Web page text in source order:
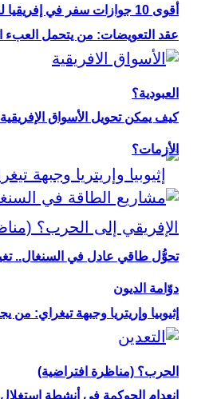
عقد التعويضات: من يتحمل العبء
العبودية؟
إثيوبيا وإريتريا وجبهة تيغراي: من
الحرب؟ (مناظرة افتراضية)
أقوى 10 جوازات سفر في إفريقيا لعام 2026
كيف يمكن تحويل الأسواق
الأزمات؟
تحوُّل طاقي عادل في السنغال..
دوّامة الديون
انعدام الحوكمة في أنشطة